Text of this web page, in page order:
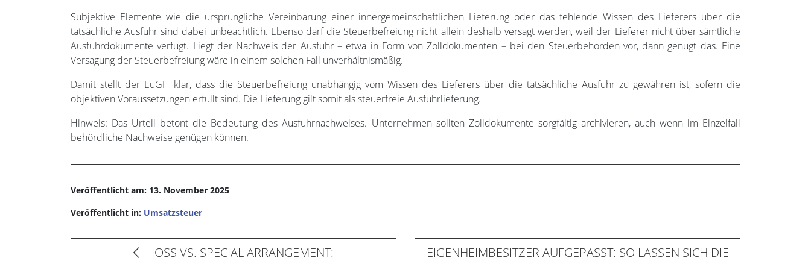
Subjektive Elemente wie die ursprüngliche Vereinbarung einer innergemeinschaftlichen Lieferung oder das fehlende Wissen des Lieferers über die
tatsächliche Ausfuhr sind dabei unbeachtlich. Ebenso darf die Steuerbefreiung nicht allein deshalb versagt werden, weil der Lieferer nicht über sämtliche
Ausfuhrdokumente verfügt. Liegt der Nachweis der Ausfuhr – etwa in Form von Zolldokumenten – bei den Steuerbehörden vor, dann genügt das. Eine
Versagung der Steuerbefreiung wäre in einem solchen Fall unverhältnismäßig.
Damit stellt der EuGH klar, dass die Steuerbefreiung unabhängig vom Wissen des Lieferers über die tatsächliche Ausfuhr zu gewähren ist, sofern die
objektiven Voraussetzungen erfüllt sind. Die Lieferung gilt somit als steuerfreie Ausfuhrlieferung.
Hinweis: Das Urteil betont die Bedeutung des Ausfuhrnachweises. Unternehmen sollten Zolldokumente sorgfältig archivieren, auch wenn im Einzelfall
behördliche Nachweise genügen können.
Veröffentlicht am: 13. November 2025
Veröffentlicht in: Umsatzsteuer
IOSS VS. SPECIAL ARRANGEMENT:
EIGENHEIMBESITZER AUFGEPASST: SO LASSEN SICH DIE